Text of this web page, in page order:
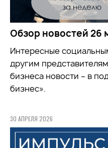
Обзор новостей 26
Интересные
другим
бизнеса новости – в
бизнес».
30 АПРЕЛЯ 2026